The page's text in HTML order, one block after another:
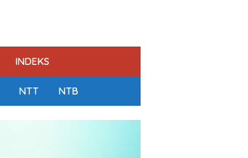
INDEKS
NTT NTB